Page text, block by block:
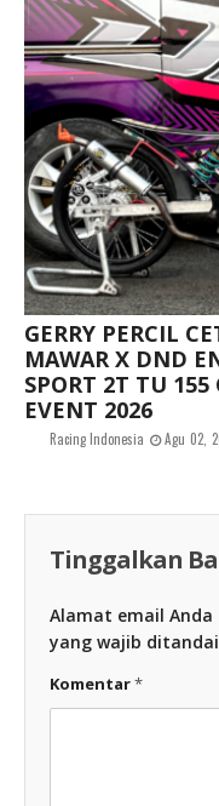
GERRY PERCIL
MAWAR X DND
SPORT 2T TU 155
EVENT 2026
Racing Indonesia Agu 02,
Tinggalkan
Alamat email
yang wajib ditandai
Komentar*